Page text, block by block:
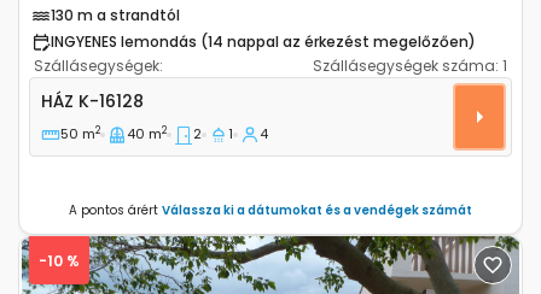
130 m a strandtól
INGYENES lemondás (14 nappal az érkezést megelőzően)
Szállásegységek:
Szállásegységek száma: 1
Kétszobás ház Sali, Dugi otok K-16128
HÁZ K-16128
50 m2 40 m2 2 1 4
A pontos árért Válassza ki a dátumokat és a vendégek számát
-10 %